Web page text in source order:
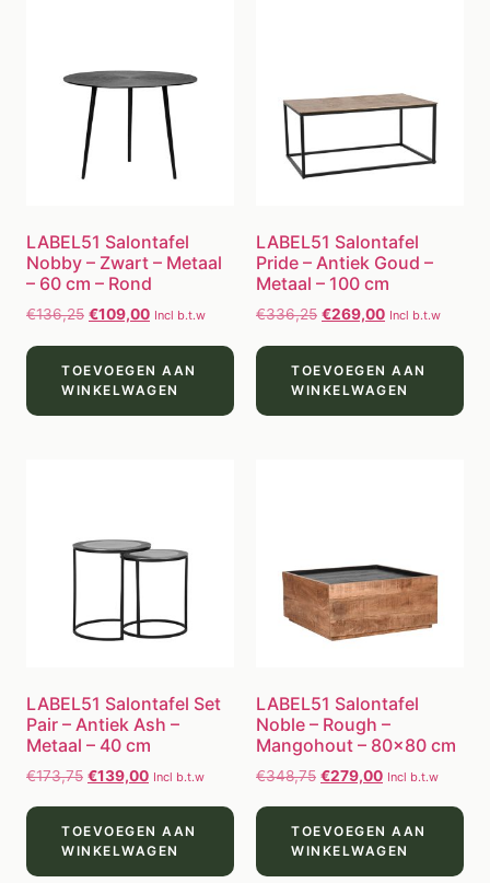
LABEL51 Salontafel
Nobby – Zwart – Metaal
– 60 cm – Rond
€136,25 €109,00 Incl b.t.w
TOEVOEGEN AAN
WINKELWAGEN
LABEL51 Salontafel
Pride – Antiek Goud –
Metaal – 100 cm
€336,25 €269,00 Incl b.t.w
TOEVOEGEN AAN
WINKELWAGEN
LABEL51 Salontafel Set
Pair – Antiek Ash –
Metaal – 40 cm
€173,75 €139,00 Incl b.t.w
TOEVOEGEN AAN
WINKELWAGEN
LABEL51 Salontafel
Noble – Rough –
Mangohout – 80×80 cm
€348,75 €279,00 Incl b.t.w
TOEVOEGEN AAN
WINKELWAGEN